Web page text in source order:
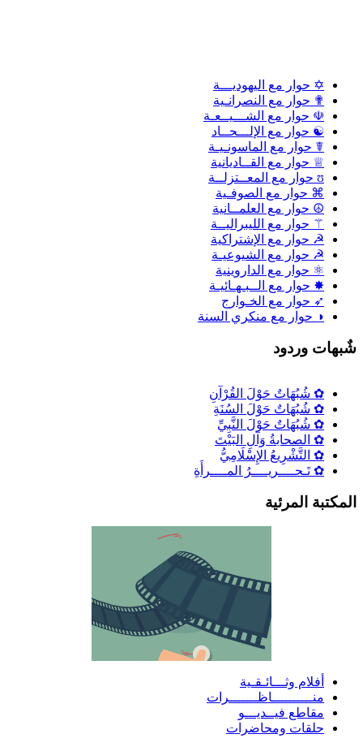
✡ حوار مع اليهوديـــة
✟ حوار مع النصرانـية
☫ حوار مع الشـــيــعـة
☯ حوار مع الإلـــحــاد
☤ حوار مع الماسونـيـة
♕ حوار مع القــاديانية
ʊ حوار مع المعــتزلــة
⌘ حوار مع الصوفـية
☮ حوار مع العلمــانية
⚚ حوار مع الليبراليــة
☭ حوار مع الإشتراكية
☭ حوار مع الشيوعيـة
⚛ حوار مع الداروينية
✸ حوار مع الــبـهـائيـة
➶ حوار مع الخـوارج
◑ حوار مع منكري السنة
وردود
✿ شُبُهَاتٌ حَوْلَ القُرْآنِ
✿ شُبُهَاتٌ حَوْلَ السُنَةِ
✿ شُبُهَاتٌ حَوْلَ النَّبِيِّ
✿ الصحابةُ وَآلِ البَيْتَ
✿ التَّشْرِيعُ الإِسْلَامِيُّ
✿ تَـحــــريــــرُ المــــرأَةِ
المرئية
أفلام وثـــائـقـية
منــــــــــاظـــــــرات
مقاطع فيــديـــو
حلقات ومحاضرات